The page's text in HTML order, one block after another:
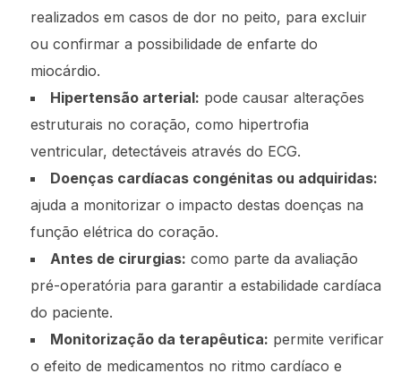
realizados em casos de dor no peito, para excluir
ou confirmar a possibilidade de enfarte do
miocárdio.
Hipertensão arterial: pode causar alterações
estruturais no coração, como hipertrofia
ventricular, detectáveis através do ECG.
Doenças cardíacas congénitas ou adquiridas:
ajuda a monitorizar o impacto destas doenças na
função elétrica do coração.
Antes de cirurgias: como parte da avaliação
pré-operatória para garantir a estabilidade cardíaca
do paciente.
Monitorização da terapêutica: permite verificar
o efeito de medicamentos no ritmo cardíaco e